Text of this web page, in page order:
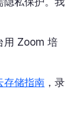
用 Zoom 培
存储指南 ，录